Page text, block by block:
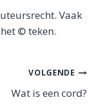
Vaak
© teken.
VOLGENDE
Wat is een cord?